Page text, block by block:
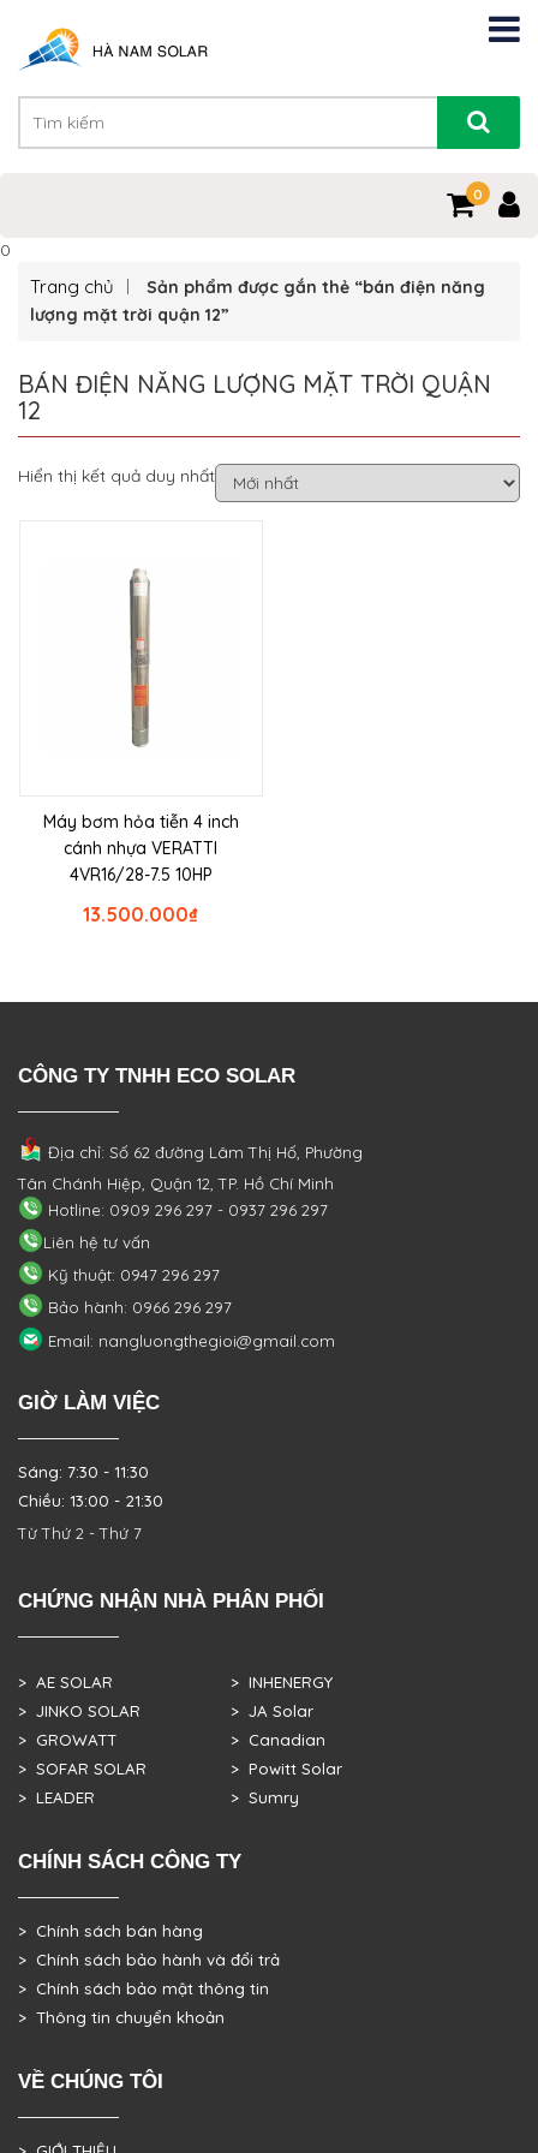
0
0
Trang chủ
Sản phẩm được gắn thẻ “bán điện năng
lượng mặt trời quận 12”
BÁN ĐIỆN NĂNG LƯỢNG MẶT TRỜI QUẬN
12
Hiển thị kết quả duy nhất
Máy bơm hỏa tiễn 4 inch
cánh nhựa VERATTI
4VR16/28-7.5 10HP
₫
13.500.000
CÔNG TY TNHH ECO SOLAR
Địa chỉ: Số 62 đường Lâm Thị Hố, Phường
Tân Chánh Hiệp, Quận 12, TP. Hồ Chí Minh
Hotline: 0909 296 297 - 0937 296 297
Liên hệ tư vấn
Kỹ thuật: 0947 296 297
Bảo hành: 0966 296 297
Email: nangluongthegioi@gmail.com
GIỜ LÀM VIỆC
Sáng: 7:30 - 11:30
Chiều: 13:00 - 21:30
Từ Thứ 2 - Thứ 7
CHỨNG NHẬN NHÀ PHÂN PHỐI
> AE SOLAR
> JINKO SOLAR
> GROWATT
> SOFAR SOLAR
> LEADER
> INHENERGY
> JA Solar
> Canadian
> Powitt Solar
> Sumry
CHÍNH SÁCH CÔNG TY
> Chính sách bán hàng
> Chính sách bảo hành và đổi trả
> Chính sách bảo mật thông tin
> Thông tin chuyển khoản
VỀ CHÚNG TÔI